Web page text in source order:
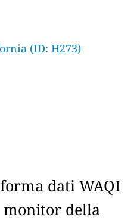
(ID: H273)
dati WAQI
della